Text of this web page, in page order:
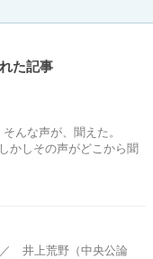
た記事
んな声が、聞えた。
かしその声がどこから聞
井上荒野（中央公論